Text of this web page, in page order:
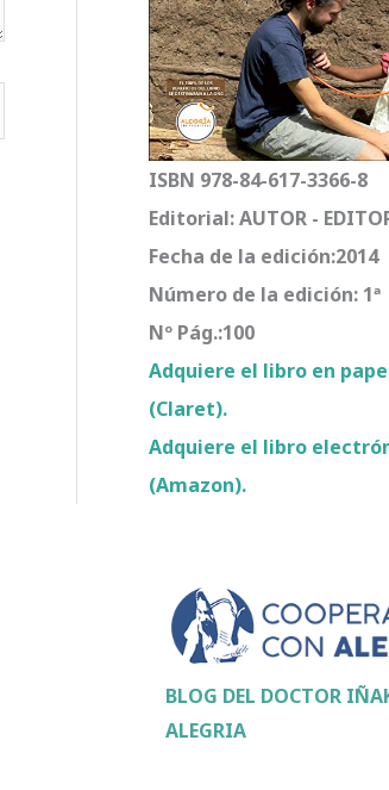
ISBN 978-84-617-3366-8
Editorial: AUTOR -
Fecha de la edición:2014
Número de la edición: 1ª
Nº Pág.:100
Adquiere el libro en
(Claret).
Adquiere el libro
(Amazon).
BLOG DEL DOCTOR
ALEGRIA